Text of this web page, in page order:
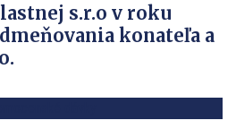
s.r.o v roku
konateľa a